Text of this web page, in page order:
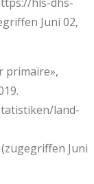
Juni 02,
primaire»,
land-
Juni